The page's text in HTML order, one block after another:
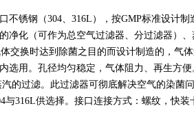
锈钢（304、316L），按GMP标准设计制
净化（可作为总空气过滤器、分过滤器）、
交换时达到除菌之目的而设计制造的，气
选用。孔径均匀稳定，气体阻力、再生方
的过滤。此过滤器可彻底解决空气的染菌
316L供选择。接口连接方式：螺纹，快装